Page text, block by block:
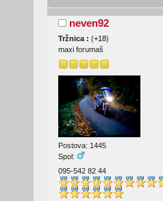
neven92
Tržnica : (+18)
maxi forumaš
Postova: 1445
Spol:
095-542 82 44